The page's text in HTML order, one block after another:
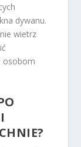
dywanu.
wietrz
osobom